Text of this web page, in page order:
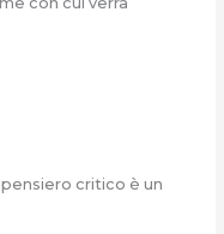
critico è un